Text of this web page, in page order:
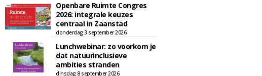
Openbare Ruimte Congres
2026: integrale keuzes
centraal in Zaanstad
donderdag 3 september 2026
Lunchwebinar: zo voorkom je
dat natuurinclusieve
ambities stranden
dinsdag 8 september 2026